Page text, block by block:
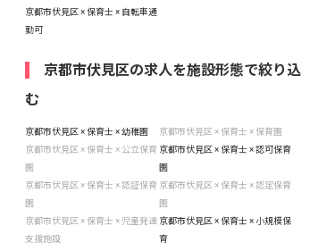
京都市伏見区 × 保育士 × 自転車通
勤可
京都市伏見区の求人を施設形態で絞り込
む
京都市伏見区 × 保育士 × 幼稚園
京都市伏見区 × 保育士 × 保育園
京都市伏見区 × 保育士 × 公立保育
園
京都市伏見区 × 保育士 × 認可保育
園
京都市伏見区 × 保育士 × 認証保育
園
京都市伏見区 × 保育士 × 認定保育
園
京都市伏見区 × 保育士 × 児童発達
支援施設
京都市伏見区 × 保育士 × 小規模保
育